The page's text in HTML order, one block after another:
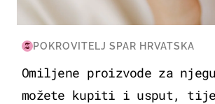
POKROVITELJ SPAR HRVATSKA
Omiljene proizvode za
možete kupiti i usput,